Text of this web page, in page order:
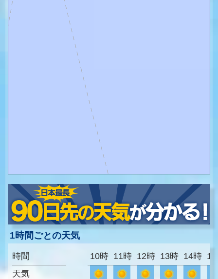
1時間ごとの天気
時間
天気
10時 11時 12時 13時 14時